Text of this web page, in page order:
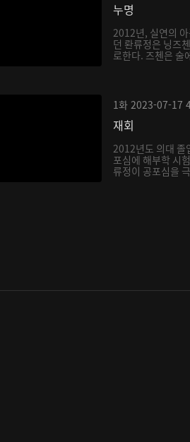
누명
2012년, 실연의
던 롼류정은 닝즈
로한다. 즈첸은 술
1화 2023-07-17
재회
2012년도 의대 졸
포심에 해부학 시
류정이 공포심을